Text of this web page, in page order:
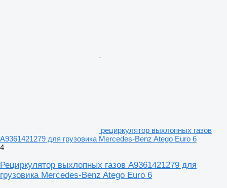
рециркулятор выхлопных газов
A9361421279 для грузовика Mercedes-Benz Atego Euro 6
4
Рециркулятор выхлопных газов A9361421279 для
грузовика Mercedes-Benz Atego Euro 6